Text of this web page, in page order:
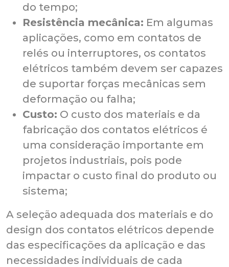
do tempo;
Resistência mecânica: Em algumas
aplicações, como em contatos de
relés ou interruptores, os contatos
elétricos também devem ser capazes
de suportar forças mecânicas sem
deformação ou falha;
Custo: O custo dos materiais e da
fabricação dos contatos elétricos é
uma consideração importante em
projetos industriais, pois pode
impactar o custo final do produto ou
sistema;
A seleção adequada dos materiais e do
design dos contatos elétricos depende
das especificações da aplicação e das
necessidades individuais de cada